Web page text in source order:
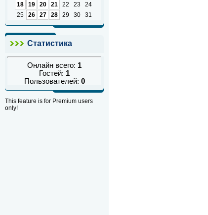
18
19 20 21 22 23
24
25
26 27 28 29 30 31
Статистика
Онлайн всего: 1
Гостей: 1
Пользователей: 0
This feature is for Premium users
only!